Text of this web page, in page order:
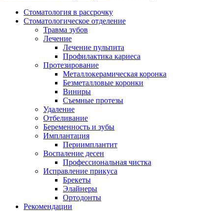
Стоматология в рассрочку
Стоматологическое отделение
Травма зубов
Лечение
Лечение пульпита
Профилактика кариеса
Протезирование
Металлокерамическая коронка
Безметалловые коронки
Виниры
Съемные протезы
Удаление
Отбеливание
Беременность и зубы
Имплантация
Периимплантит
Воспаление десен
Профессиональная чистка
Исправление прикуса
Брекеты
Элайнеры
Ортодонты
Рекомендации